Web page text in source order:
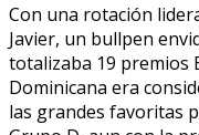
Con una rotación
Javier, un bullpen
totalizaba 19 premios
Dominicana era
las grandes favoritas